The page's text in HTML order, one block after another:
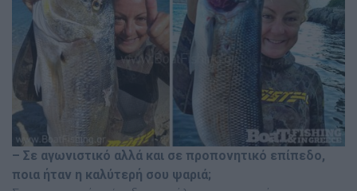
– Σε αγωνιστικό αλλά και σε προπονητικό επίπεδο,
ποια ήταν η καλύτερή σου ψαριά;